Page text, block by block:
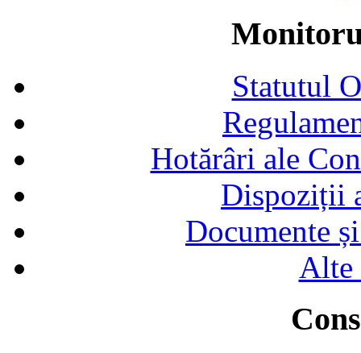
Statutul
Hotărâri ale
Dispoziții
Documente
Alte